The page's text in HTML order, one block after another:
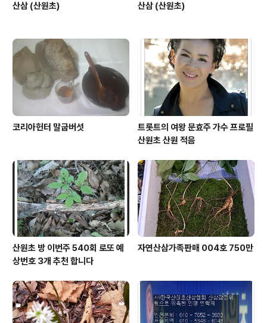
산삼 (산원초) 산삼 (산원초)
코리아헌터 말굽버섯
트롯트의 여왕 문효주 가수 프로필
산원초 산원 적음
산원초 방 이번주 540회 로또 예
상번호 3개 추천 합니다
자연산삼가족판매 004호 750만